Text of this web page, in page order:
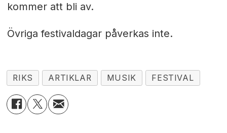
kommer att bli av.
Övriga festivaldagar påverkas inte.
RIKS ARTIKLAR MUSIK FESTIVAL